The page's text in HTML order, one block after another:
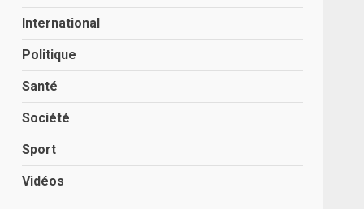
International
Politique
Santé
Société
Sport
Vidéos